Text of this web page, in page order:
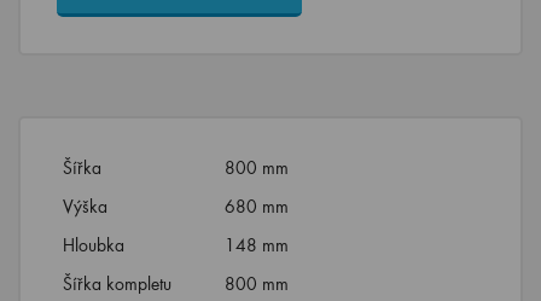
Šířka
800 mm
Výška
680 mm
Hloubka
148 mm
Šířka kompletu
800 mm